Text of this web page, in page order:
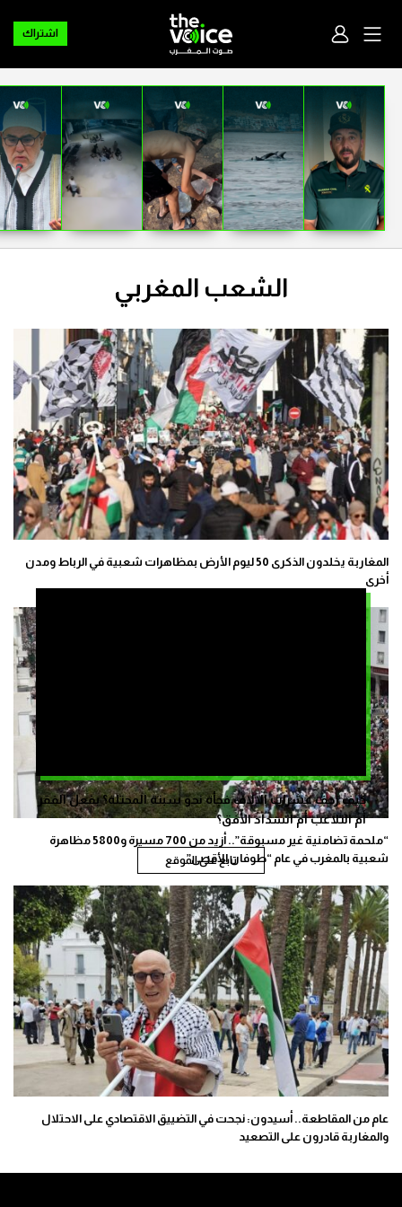
اشتراك
كيف زحف عشرات الالاف فجأة نحو سبتة المحتلة؟ بفعل الفقر
أم التلاعب أم انسداد الأفق؟
تابع على الموقع
الشعب المغربي
المغاربة يخلدون الذكرى 50 ليوم الأرض بمظاهرات شعبية في الرباط ومدن
أخرى
“ملحمة تضامنية غير مسبوقة”.. أزيد من 700 مسيرة و5800 مظاهرة
شعبية بالمغرب في عام “طوفان الأقصى”
عام من المقاطعة.. أسيدون: نجحت في التضييق الاقتصادي على الاحتلال
والمغاربة قادرون على التصعيد